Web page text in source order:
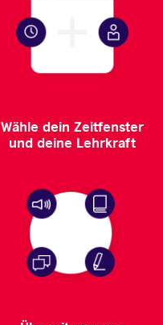
Wähle dein Zeitfenster
und deine Lehrkraft